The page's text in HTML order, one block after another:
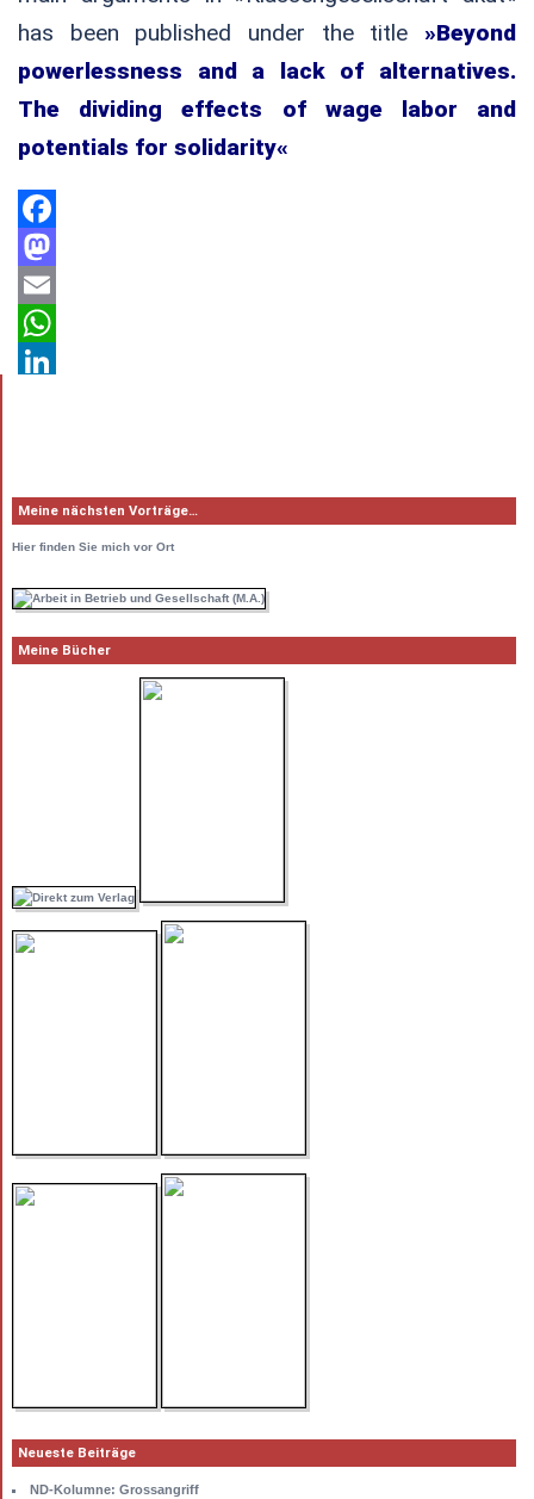
has been published under the title
»Beyond
powerlessness and a lack of alternatives.
The dividing effects of wage labor and
potentials for solidarity«
Facebook
Mastodon
Email
WhatsApp
Meine nächsten Vorträge…
Hierfinden Sie mich vor Ort
Meine Bücher
Neueste Beiträge
ND-Kolumne: Grossangriff